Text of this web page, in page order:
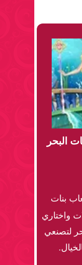
البحر
بنات
واختاري
لتصنعي